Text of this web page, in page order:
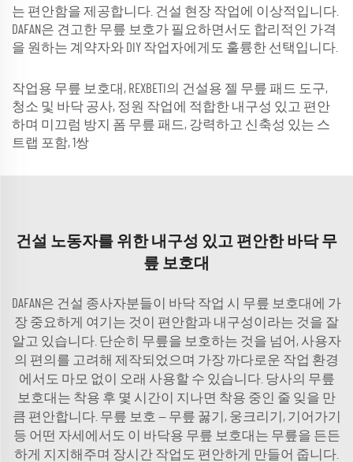
는 편안함을 제공합니다. 건설 현장 작업에 이상적입니다.
DAFAN은 견고한 무릎 보호가 필요하면서도 합리적인 가격
을 원하는 계약자와 DIY 작업자에게도 훌륭한 선택입니다.
작업용 무릎 보호대, REXBETI의 건설용 젤 무릎 패드 도구,
청소 및 바닥 공사, 정원 작업에 적합한 내구성 있고 편안
하며 미끄럼 방지 폼 무릎 패드, 강력하고 신축성 있는 스
트랩 포함, 1쌍
건설 노동자를 위한 내구성 있고 편안한 바닥 무
릎 보호대
DAFAN은 건설 종사자분들이 바닥 작업 시 무릎 보호대에 가
장 중요하게 여기는 것이 편안함과 내구성이라는 것을 잘
알고 있습니다. 단순히 무릎을 보호하는 것을 넘어, 사용자
의 편의를 고려해 제작되었으며 가장 까다로운 작업 환경
에서도 마모 없이 오래 사용할 수 있습니다. 당사의 무릎
보호대는 착용 후 몇 시간이 지나면 착용 중인 줄 잊을 만
큼 편안합니다. 무릎 보호 — 무릎 꿇기, 웅크리기, 기어가기
등 어떤 자세에서도 이 바닥용 무릎 보호대는 무릎을 든든
하게 지지해주며 장시간 작업도 편안하게 만들어 줍니다.